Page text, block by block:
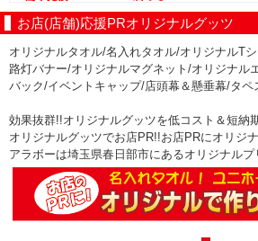
お店(店舗)応援PRオリジナルグッツ
オリジナルタオル/名入れタオル/オリジナルT
路灯バナー/オリジナルマグネット/オリジナル
バック/イベントキャップ/店頭幕＆懸垂幕/タペ
効果抜群!!オリジナルグッツを低コスト＆短納
オリジナルグッツでお店PR!!お店PRにオリジ
アラボーは埼玉県春日部市にあるオリジナルプ